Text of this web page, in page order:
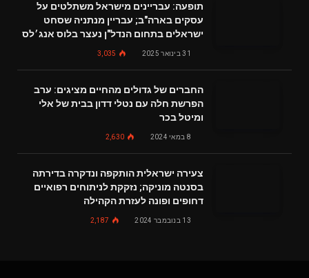
תופעה: עבריינים מישראל משתלטים על
עסקים בארה"ב; עבריין מנתניה שסחט
ישראלים בתחום הנדל"ן נעצר בלוס אנג׳לס
31 בינואר 2025 3,035
החברים של גדולים מהחיים מציגים: ערב
הפרשת חלה עם נטלי דדון בבית של אלי
ומיטל בכר
8 במאי 2024 2,630
צעירה ישראלית הותקפה ונדקרה בדירתה
בסנטה מוניקה; נזקקת לניתוחים רפואיים
דחופים ופונה לעזרת הקהילה
13 בנובמבר 2024 2,187